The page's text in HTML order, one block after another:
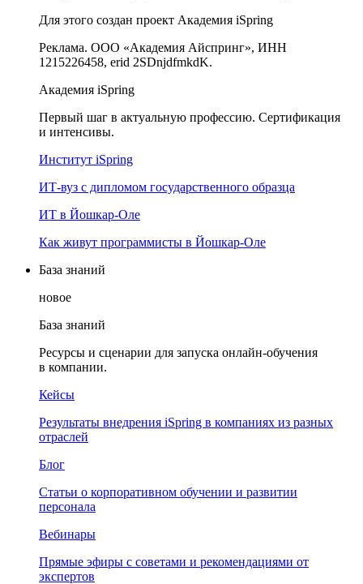
Для этого создан проект Академия iSpring
Реклама. ООО «Академия Айспринг», ИНН
1215226458, erid 2SDnjdfmkdK.
Академия iSpring
Первый шаг в актуальную профессию. Сертификация
и интенсивы.
Институт iSpring
ИТ-вуз с дипломом государственного образца
ИТ в Йошкар-Оле
Как живут программисты в Йошкар‑Оле
База знаний
новое
База знаний
Ресурсы и сценарии для запуска онлайн-обучения
в компании.
Кейсы
Результаты внедрения iSpring в компаниях из разных
отраслей
Блог
Статьи о корпоративном обучении и развитии
персонала
Вебинары
Прямые эфиры с советами и рекомендациями от
экспертов